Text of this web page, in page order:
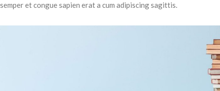
semper et congue sapien erat a cum adipiscing sagittis.